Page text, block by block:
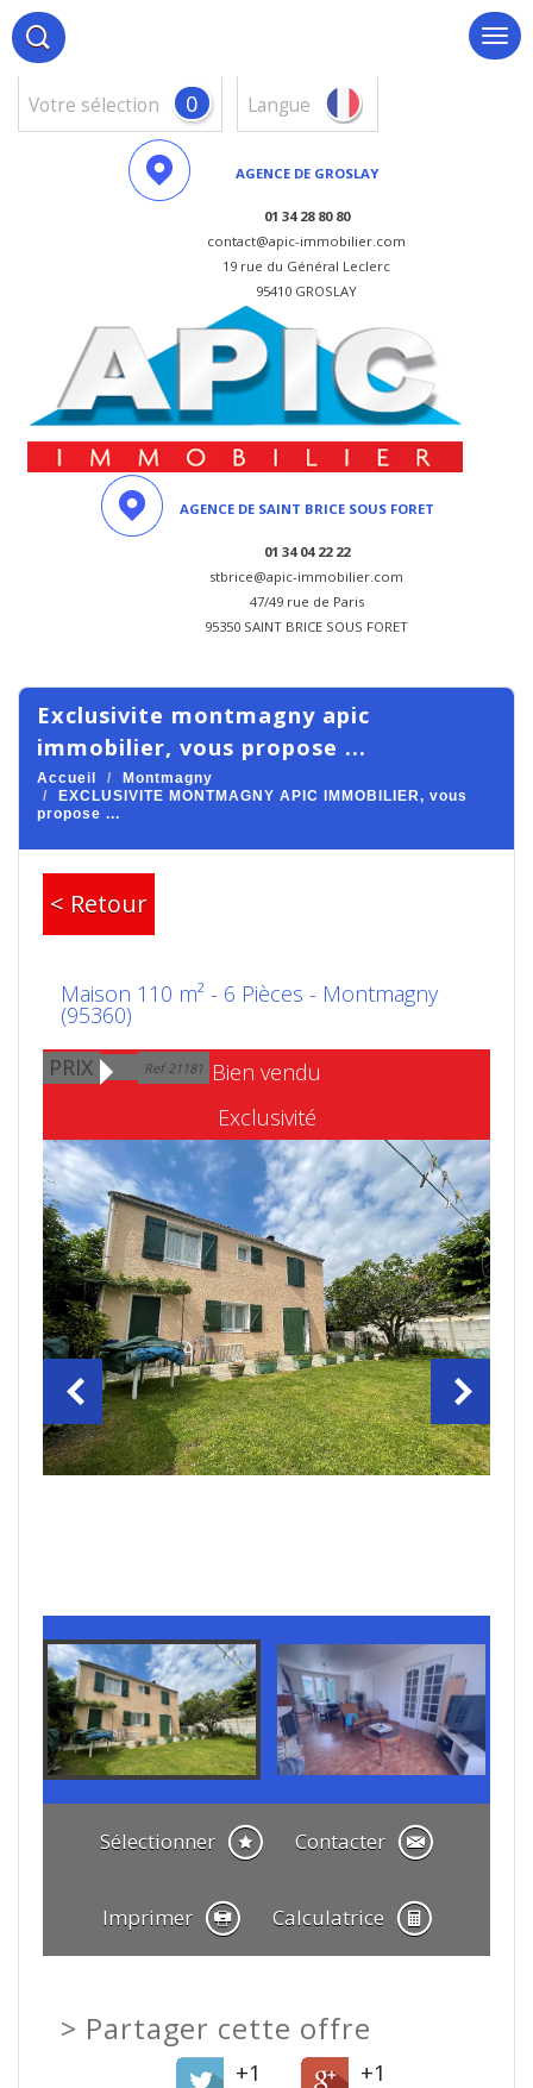
votre sélection 0 Langue
AGENCE DE GROSLAY
01 34 28 80 80
contact@apic-immobilier.com
19 rue du Général Leclerc
95410 GROSLAY
AGENCE DE SAINT BRICE SOUS FORET
01 34 04 22 22
stbrice@apic-immobilier.com
47/49 rue de Paris
95350 SAINT BRICE SOUS FORET
exclusivite montmagny apic
immobilier, vous propose ...
Accueil
Montmagny
EXCLUSIVITE MONTMAGNY APIC IMMOBILIER, vous
propose ...
< Retour
Maison 110 m² - 6 Pièces - Montmagny
(95360)
PRIX
Ref 21181
Bien vendu
Exclusivité
Sélectionner Contacter
Imprimer Calculatrice
Partager cette offre
+1 +1